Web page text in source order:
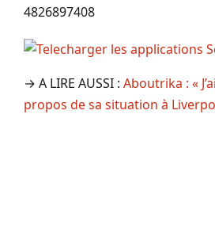
4826897408
→ A LIRE AUSSI : Aboutrika : «
propos de sa situation à